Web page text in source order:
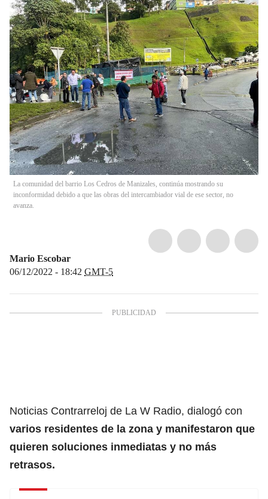
La comunidad del barrio Los Cedros de Manizales, continúa mostrando su
inconformidad debido a que las obras del intercambiador vial de ese sector, no
avanza.
Mario Escobar
06/12/2022 - 18:42 GMT-5
Noticias Contrarreloj de La W Radio, dialogó con
varios residentes de la zona y manifestaron que
quieren soluciones inmediatas y no más
retrasos.